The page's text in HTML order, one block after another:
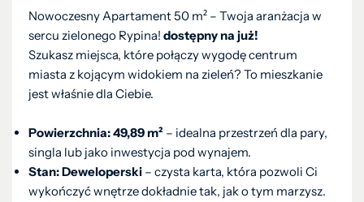
Nowoczesny Apartament 50 m² – Twoja aranżacja w
sercu zielonego Rypina! dostępny na już!
Szukasz miejsca, które połączy wygodę centrum
miasta z kojącym widokiem na zieleń? To mieszkanie
jest właśnie dla Ciebie.
Powierzchnia: 49,89 m² – idealna przestrzeń dla pary,
singla lub jako inwestycja pod wynajem.
Stan: Deweloperski – czysta karta, która pozwoli Ci
wykończyć wnętrze dokładnie tak, jak o tym marzysz.